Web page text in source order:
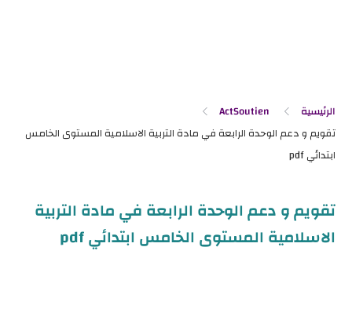
الرئيسية ActSoutien
تقويم و دعم الوحدة الرابعة في مادة التربية
الاسلامية المستوى الخامس ابتدائي pdf